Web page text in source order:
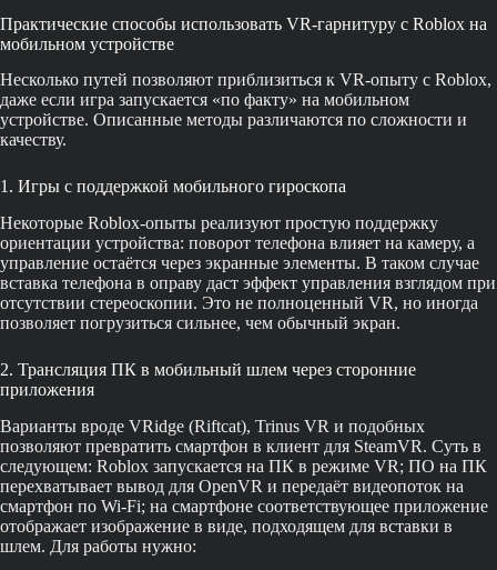
Практические способы использовать VR-гарнитуру с Roblox на
мобильном устройстве
Несколько путей позволяют приблизиться к VR-опыту с Roblox,
даже если игра запускается «по факту» на мобильном
устройстве. Описанные методы различаются по сложности и
качеству.
1. Игры с поддержкой мобильного гироскопа
Некоторые Roblox-опыты реализуют простую поддержку
ориентации устройства: поворот телефона влияет на камеру, а
управление остаётся через экранные элементы. В таком случае
вставка телефона в оправу даст эффект управления взглядом при
отсутствии стереоскопии. Это не полноценный VR, но иногда
позволяет погрузиться сильнее, чем обычный экран.
2. Трансляция ПК в мобильный шлем через сторонние
приложения
Варианты вроде VRidge (Riftcat), Trinus VR и подобных
позволяют превратить смартфон в клиент для SteamVR. Суть в
следующем: Roblox запускается на ПК в режиме VR; ПО на ПК
перехватывает вывод для OpenVR и передаёт видеопоток на
смартфон по Wi‑Fi; на смартфоне соответствующее приложение
отображает изображение в виде, подходящем для вставки в
шлем. Для работы нужно: